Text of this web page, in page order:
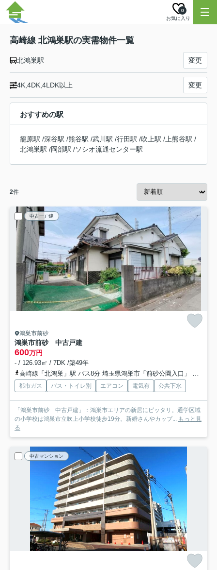
お気に入り
0
高崎線 北鴻巣駅の実需物件一覧
北鴻巣駅 変更
4K,4DK,4LDK以上 変更
おすすめの駅
籠原駅 /深谷駅 /熊谷駅 /武川駅 /行田駅 /吹上駅 / 上熊谷駅 /
北鴻巣駅 /岡部駅 /ソシオ流通センター駅
2件
中古一戸建
鴻巣市前砂
鴻巣市前砂 中古戸建
600万円
- / 126.93㎡ / 7DK /築49年
高崎線「北鴻巣」駅 バス8分 埼玉県鴻巣市「前砂公園入口」 停歩3分
都市ガス バス・トイレ別 エアコン 電気有 公共下水
「鴻巣市前砂 中古戸建」：鴻巣市エリアの新居にピッタリ。通学区域
の小学校は鴻巣市立吹上小学校徒歩19分。新婚さんやカップ... もっと見
る
中古マンション